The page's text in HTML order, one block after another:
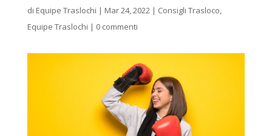
di Equipe Traslochi | Mar 24, 2022| Consigli Trasloco,
Equipe Traslochi | 0 commenti